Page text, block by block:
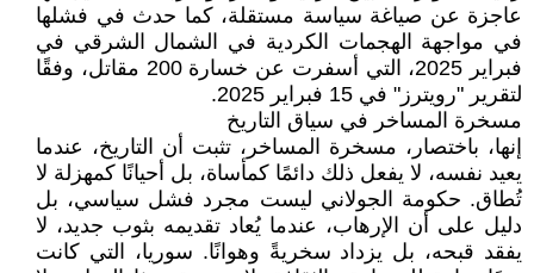
عاجزة عن صياغة سياسة مستقلة، كما حدث في فشلها
في مواجهة الهجمات الكردية في الشمال الشرقي في
فبراير 2025، التي أسفرت عن خسارة 200 مقاتل، وفقًا
لتقرير "رويترز" في 15 فبراير 2025.
مسخرة المساخر في سياق التاريخ
إنها، باختصار، مسخرة المساخر، تثبت أن التاريخ، عندما
يعيد نفسه، لا يفعل ذلك دائمًا كمأساة، بل أحيانًا كمهزلة لا
تُطاق. حكومة الجولاني ليست مجرد فشل سياسي، بل
دليل على أن الإرهاب، عندما يُعاد تقديمه بثوب جديد، لا
يفقد قبحه، بل يزداد سخريةً وهوانًا. سوريا، التي كانت